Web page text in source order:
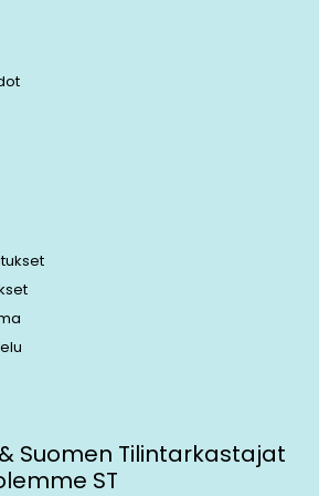
Suomen Tilintarkastajat
ST